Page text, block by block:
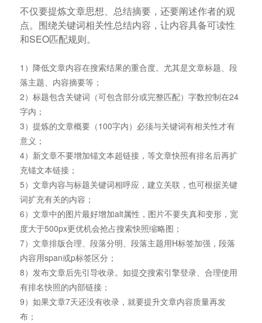
不仅要提炼文章思想、总结摘要，还要阐述作者的观
点。围绕关键词相关性总结内容，让内容具备可读性
和SEO匹配规则。
1）降低文章内容在搜索结果的重合度。尤其是文章标题、段
落主题、内容摘要等；
2）标题包含关键词（可包含部分或完整匹配）字数控制在24
字内；
3）提炼的文章概要（100字内）必须与关键词有相关性才有
意义；
4）新文章不要增加锚文本超链接，等文章快照有排名后再扩
充锚文本链接；
5）文章内容与标题关键词相呼应，建立关联，也可根据关键
词扩充有关的内容；
6）文章中的图片最好增加alt属性，图片不要失真和变形，宽
度大于500px更优机会抢占搜索快照缩略图；
7）文章排版合理、段落分明、段落主题用H标签加强，段落
内容用span或p标签区分；
8）发布文章后先引导收录。如提交搜索引擎登录、合理使用
有排名快照的内部链接；
9）如果文章7天还没有收录，就要提升文章内容质量再发
布；